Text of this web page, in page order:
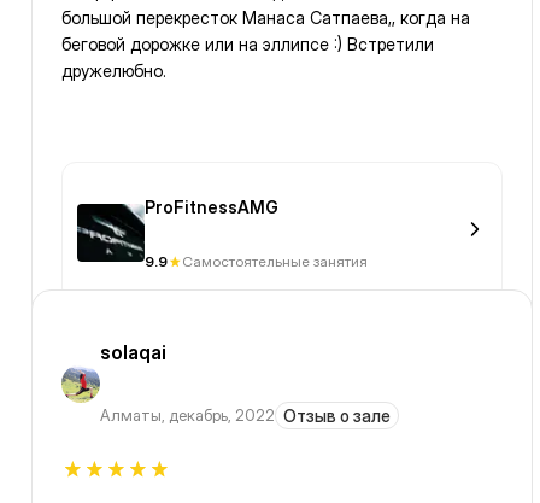
большой перекресток Манаса Сатпаева,, когда на
беговой дорожке или на эллипсе :) Встретили
дружелюбно.
ProFitnessAMG
9.9 Самостоятельные занятия
solaqai
Алматы, декабрь, 2022 Отзыв о зале